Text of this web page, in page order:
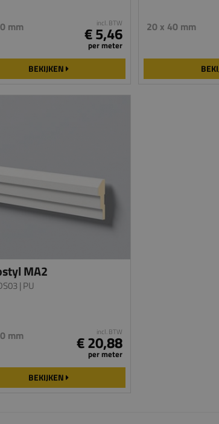
mm incl. BTW
€ 5,46
per meter
BEKIJKEN
20 x 40 mm
MA2
| PU
mm incl. BTW
€ 20,88
per meter
BEKIJKEN